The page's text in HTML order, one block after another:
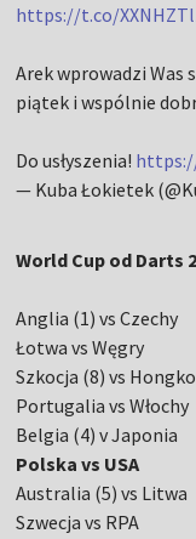
https://t.co/
Arek wprowadzi Was
piątek i wspólnie
Do usłyszenia!
— Kuba Łokietek
World Cup od Darts
Anglia (1) vs Czechy
Łotwa vs Węgry
Szkocja (8) vs
Portugalia vs Włochy
Belgia (4) v Japonia
Polska vs USA
Australia (5) vs Litwa
Szwecja vs RPA